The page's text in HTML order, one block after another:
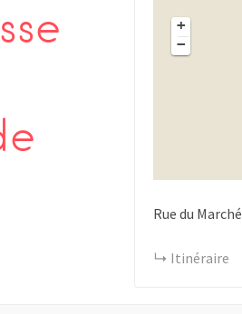
+
−
Rue du Marché
Itinéraire